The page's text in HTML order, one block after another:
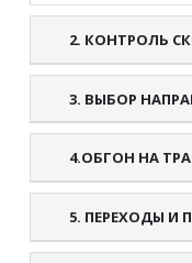
2. КОНТРОЛЬ
3. ВЫБОР
4.ОБГОН НА
5. ПЕРЕХОДЫ И